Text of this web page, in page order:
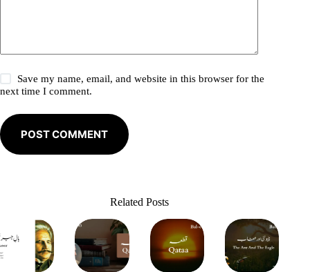
Save my name, email, and website in this browser for the
next time I comment.
POST COMMENT
Related Posts